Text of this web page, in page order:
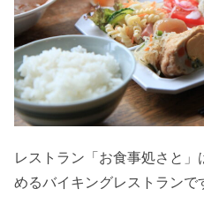
レストラン「お食事処さと
めるバイキングレストランで